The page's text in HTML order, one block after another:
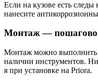
Если на кузове есть следы
нанесите
Монтаж — пошагово
Монтаж можно выполнить
наличии инструментов.
я при установке на Priora.